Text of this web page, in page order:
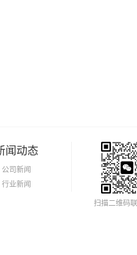
闻动态
公司新闻
行业新闻
扫描二维码